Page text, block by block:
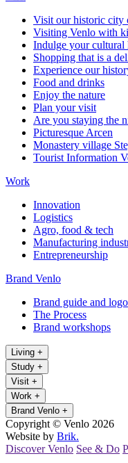
Visit our historic city
Visiting Venlo with
Indulge your cultural
Shopping that is a
Experience our
Food and drinks
Enjoy the nature
Plan your visit
Are you staying the
Picturesque Arcen
Monastery village
Tourist Information
Work
Innovation
Logistics
Agro, food & tech
Manufacturing
Entrepreneurship
Brand Venlo
Brand guide and logo
The Process
Brand workshops
Living +
Study +
Visit +
Work +
Brand Venlo +
Copyright © Venlo 2026
Website by Brik.
Discover Venlo See & Do